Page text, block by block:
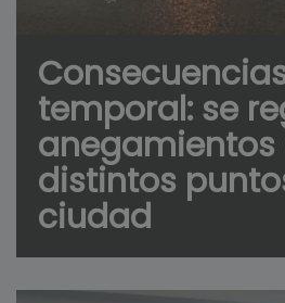
temporal: se
anegamientos
distintos
ciudad